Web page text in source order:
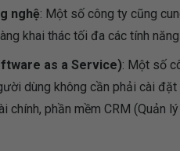
nghệ: Một số công ty cũng
khai thác tối đa các tính
as a Service): Một số
dùng không cần phải cài
phần mềm CRM (Quản